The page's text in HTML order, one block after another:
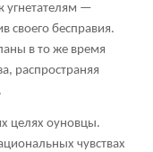
угнетателям —
своего бесправия.
в то же время
распространяя
целях оуновцы.
чувствах